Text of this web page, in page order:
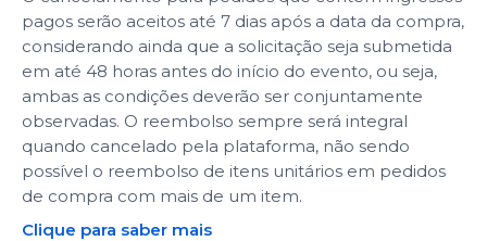
pagos serão aceitos até 7 dias após a data da compra,
considerando ainda que a solicitação seja submetida
em até 48 horas antes do início do evento, ou seja,
ambas as condições deverão ser conjuntamente
observadas. O reembolso sempre será integral
quando cancelado pela plataforma, não sendo
possível o reembolso de itens unitários em pedidos
de compra com mais de um item.
Clique para saber mais